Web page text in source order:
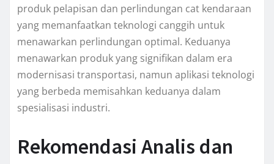
produk pelapisan dan perlindungan cat kendaraan
yang memanfaatkan teknologi canggih untuk
menawarkan perlindungan optimal. Keduanya
menawarkan produk yang signifikan dalam era
modernisasi transportasi, namun aplikasi teknologi
yang berbeda memisahkan keduanya dalam
spesialisasi industri.
Rekomendasi Analis dan